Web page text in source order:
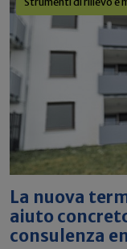
La nuova
aiuto
consulenza